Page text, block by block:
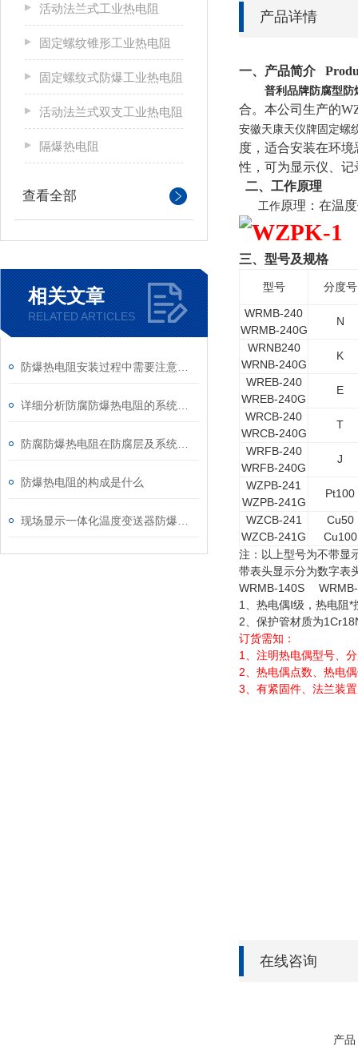
活动法兰式工业热电阻
固定螺纹锥形工业热电阻
固定螺纹式防爆工业热电阻
活动法兰式双支工业热电阻
隔爆热电阻
查看全部
相关文章
RELATED ARTICLES
防爆热电阻的构成是什么
产品详情
一、产品简介
普利品牌防腐型防
合。本公司生产的
安徽天康天仪牌固定螺
度，适合安装在环
性，可为显示仪、
二、工作原理
工作原理：在温
三、型号及规格
型号 分度号
WRMB-240
WRMB-240G
N
WRNB240
WRNB-240G
K
WREB-240
WREB-240G
E
WRCB-240
WRCB-240G
T
WRFB-240
WRFB-240G
J
WZPB-241
WZPB-241G
Pt100
WZCB-241
WZCB-241G
Cu50
Cu100
注：以上型号为不带显
带表头显示分为数字表
WRMB-140S
1、热电偶Ⅰ级，热电阻*
2、保护管材质为
订货需知：
1
、注明热电偶型号、
2 、热电偶点数、热电
3 、有紧固件、法兰装
在线咨询
产品